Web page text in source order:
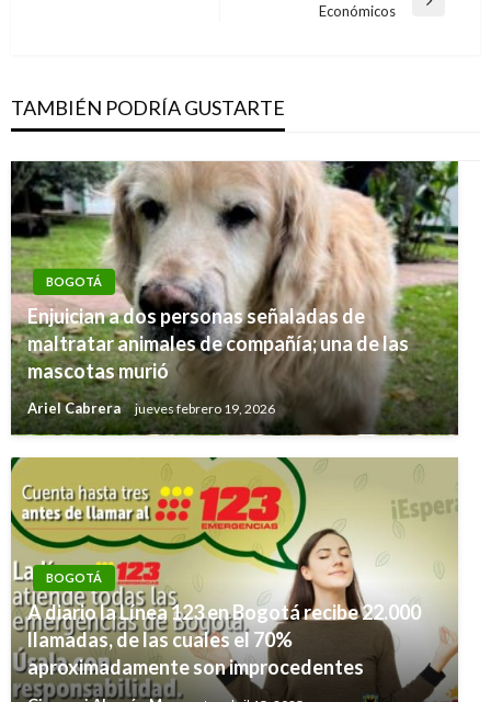
Económicos
TAMBIÉN PODRÍA GUSTARTE
BOGOTÁ
Enjuician a dos personas señaladas de
maltratar animales de compañía; una de las
mascotas murió
Ariel Cabrera jueves febrero 19, 2026
BOGOTÁ
A diario la Línea 123 en Bogotá recibe 22.000
llamadas, de las cuales el 70%
aproximadamente son improcedentes